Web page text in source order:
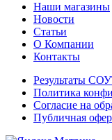
Наши магазины
Новости
Статьи
О Компании
Контакты
Результаты
Политика
Согласие на
Публичная